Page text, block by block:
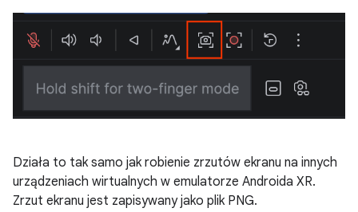
Działa to tak samo jak robienie zrzutów ekranu na innych
urządzeniach wirtualnych w emulatorze Androida XR.
Zrzut ekranu jest zapisywany jako plik PNG.